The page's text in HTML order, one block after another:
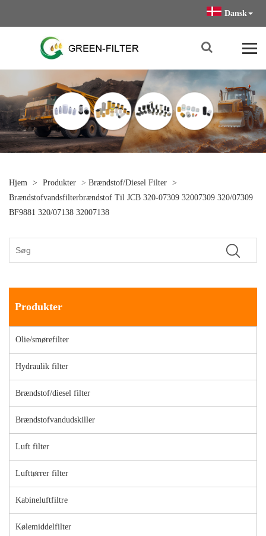
Dansk
Hjem > Produkter > Brændstof/diesel Filter >
Brændstofvandsfilterbrændstof Til JCB 320-07309 32007309 320/07309
BF9881 320/07138 32007138
Produkter
Olie/smørefilter
Hydraulik filter
Brændstof/diesel filter
Brændstofvandudskiller
Luft filter
Lufttørrer filter
Kabineluftfiltre
Kølemiddelfilter